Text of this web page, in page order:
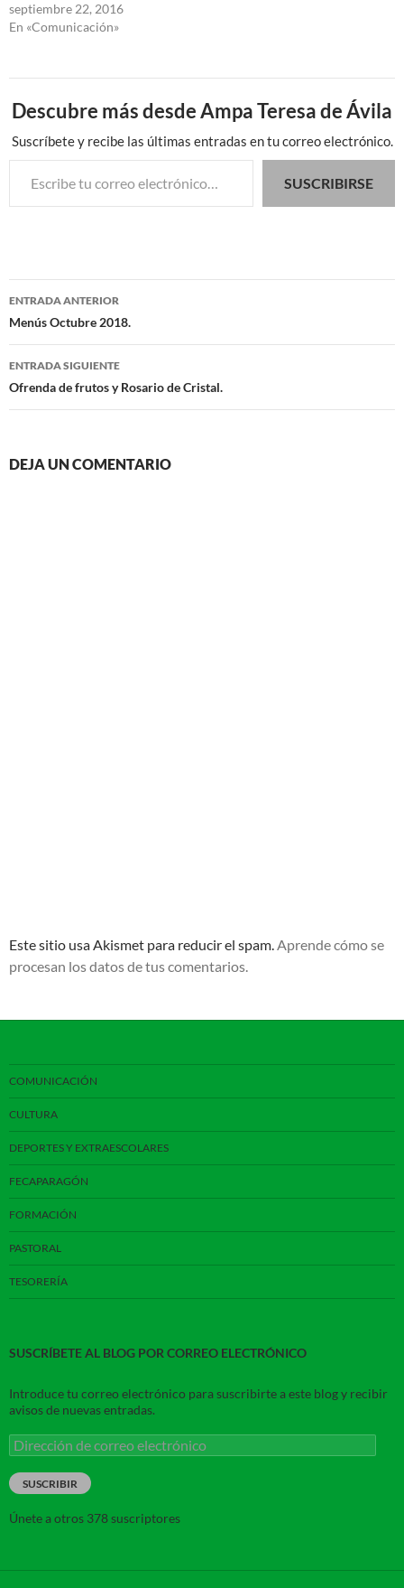
septiembre 22, 2016
En «Comunicación»
Descubre más desde Ampa Teresa de Ávila
Suscríbete y recibe las últimas entradas en tu correo electrónico.
Escribe tu correo electrónico…
SUSCRIBIRSE
Navegación
de
entradas
ENTRADA ANTERIOR
Menús Octubre 2018.
ENTRADA SIGUIENTE
Ofrenda de frutos y Rosario de Cristal.
DEJA UN COMENTARIO
Este sitio usa Akismet para reducir el spam.Aprende cómo se
procesan los datos de tus comentarios.
COMUNICACIÓN
CULTURA
DEPORTES Y EXTRAESCOLARES
FECAPARAGÓN
FORMACIÓN
PASTORAL
TESORERÍA
SUSCRÍBETE AL BLOG POR CORREO ELECTRÓNICO
Introduce tu correo electrónico para suscribirte a este blog y recibir
avisos de nuevas entradas.
Dirección
de
correo
electrónico
SUSCRIBIR
Únete a otros 378 suscriptores